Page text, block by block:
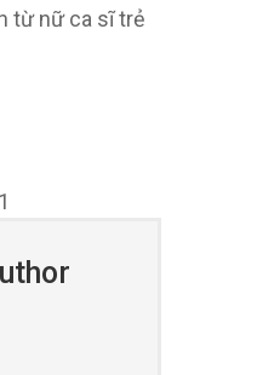
từ nữ ca sĩ trẻ